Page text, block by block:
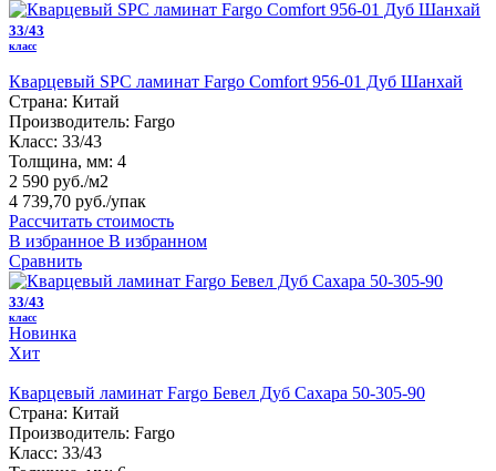
33/43
класс
Кварцевый SPC ламинат Fargo Comfort 956-01 Дуб Шанхай
Страна: Китай
Производитель: Fargo
Класс: 33/43
Толщина, мм: 4
2 590 руб./м2
4 739,70 руб./упак
Рассчитать стоимость
В избранное В избранном
Сравнить
33/43
класс
Новинка
Хит
Кварцевый ламинат Fargo Бевел Дуб Сахара 50-305-90
Страна: Китай
Производитель: Fargo
Класс: 33/43